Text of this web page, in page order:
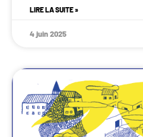
LIRE LA SUITE »
4 juin 2025